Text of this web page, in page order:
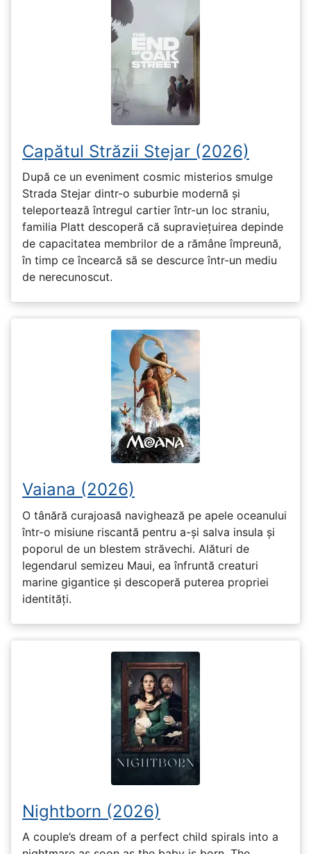
Capătul Străzii Stejar (2026)
După ce un eveniment cosmic misterios smulge
Strada Stejar dintr-o suburbie modernă și
teleportează întregul cartier într-un loc straniu,
familia Platt descoperă că supraviețuirea depinde
de capacitatea membrilor de a rămâne împreună,
în timp ce încearcă să se descurce într-un mediu
de nerecunoscut.
Vaiana (2026)
O tânără curajoasă navighează pe apele oceanului
într-o misiune riscantă pentru a-și salva insula și
poporul de un blestem străvechi. Alături de
legendarul semizeu Maui, ea înfruntă creaturi
marine gigantice și descoperă puterea propriei
identități.
Nightborn (2026)
A couple’s dream of a perfect child spirals into a